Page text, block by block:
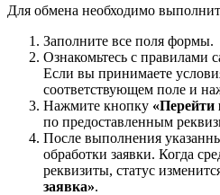
Для обмена необходимо
Заполните все поля формы.
Ознакомьтесь с правилами
Если вы принимаете
соответствующем поле и
Нажмите кнопку «Перейти
по предоставленным
После выполнения
обработки заявки. Когда
реквизиты, статус
заявка».